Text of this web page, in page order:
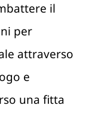
il
per
attraverso
e
una fitta